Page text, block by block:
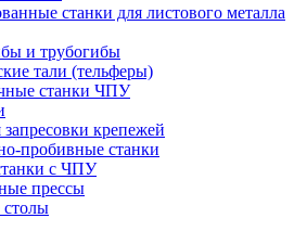
станки для листового металла
и трубогибы
тали (тельферы)
станки ЧПУ
крепежей
пробивные станки
с ЧПУ
прессы